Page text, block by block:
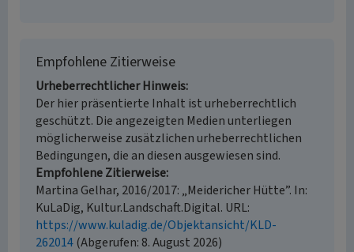
Empfohlene Zitierweise
Urheberrechtlicher Hinweis
Der hier präsentierte Inhalt ist urheberrechtlich
geschützt. Die angezeigten Medien unterliegen
möglicherweise zusätzlichen urheberrechtlichen
Bedingungen, die an diesen ausgewiesen sind.
Empfohlene Zitierweise
Martina Gelhar, 2016/2017: „Meidericher Hütte”. In:
KuLaDig, Kultur.Landschaft.Digital. URL:
https://www.kuladig.de/Objektansicht/KLD-
262014(Abgerufen: 8. August 2026)